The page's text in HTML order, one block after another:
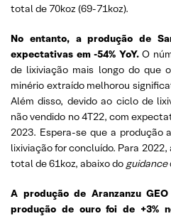
total de 70koz (69-71koz).
No entanto, a produção de
expectativas em -54% YoY.O
de lixiviação mais longo do que
minério extraído melhorou
Além disso, devido ao ciclo de
não vendido no 4T22, com
2023. Espera-se que a produção
lixiviação for concluído. Para
total de 61koz, abaixo do guidance
A produção de Aranzanzu
produção de ouro foi de +3%